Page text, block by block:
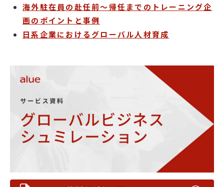
海外駐在員の赴任前～帰任までのトレーニング企
画のポイントと事例
日系企業におけるグローバル人材育成